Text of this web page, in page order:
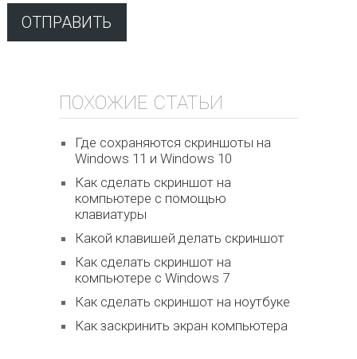
ПОХОЖИЕ СТАТЬИ
Где сохраняются скриншоты на
Windows 11 и Windows 10
Как сделать скриншот на
компьютере с помощью
клавиатуры
Какой клавишей делать скриншот
Как сделать скриншот на
компьютере с Windows 7
Как сделать скриншот на ноутбуке
Как заскринить экран компьютера